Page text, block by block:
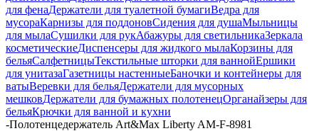
для фенаДержатели для туалетной бумагиВедра для
мусораКарнизы для поддоновСидения для душаМыльницы
для мылаСушилки для рукАбажуры для светильникаЗеркала
косметическиеДиспенсеры для жидкого мылаКорзины для
бельяСалфетницыТекстильные шторки для ваннойЕршики
для унитазаГазетницы настенныеБаночки и контейнеры для
ватыВеревки для бельяДержатели для мусорных
мешковДержатели для бумажных полотенецОрганайзеры для
бельяКрючки для ванной и кухни
-Полотенцедержатель Art&Max Liberty AM-F-8981